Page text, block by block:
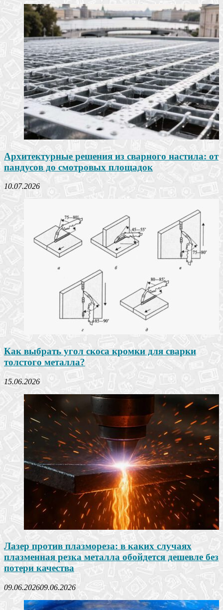
Архитектурные решения из сварного настила: от
пандусов до смотровых площадок
10.07.2026
Как выбрать угол скоса кромки для сварки
толстого металла?
15.06.2026
Лазер против плазмореза: в каких случаях
плазменная резка металла обойдется дешевле без
потери качества
09.06.202609.06.2026